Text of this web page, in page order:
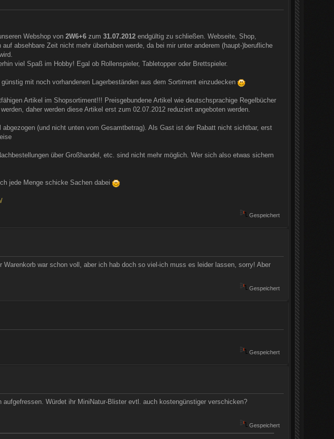
Webshop von 2W6+6zum 31.07.2012endgültig zu schließen. Webseite, Shop,
absehbare Zeit nicht mehr überhaben werde, da bei mir unter anderem (haupt-)berufliche
viel Spaß im Hobby! Egal ob Rollenspieler, Tabletopper oder Brettspieler.
mit noch vorhandenen Lagerbeständen aus dem Sortiment einzudecken
Artikel im Shopsortiment!!! Preisgebundene Artikel wie deutschsprachige Regelbücher
daher werden diese Artikel erst zum 02.07.2012 reduziert angeboten werden.
(und nicht unten vom Gesamtbetrag). Als Gast ist der Rabatt nicht sichtbar, erst
über Großhandel, etc. sind nicht mehr möglich. Wer sich also etwas sichern
jede Menge schicke Sachen dabei
Gespeichert
war schon voll, aber ich hab doch so viel-ich muss es leider lassen, sorry! Aber
Gespeichert
Gespeichert
Würdet ihr MiniNatur-Blister evtl. auch kostengünstiger verschicken?
Gespeichert